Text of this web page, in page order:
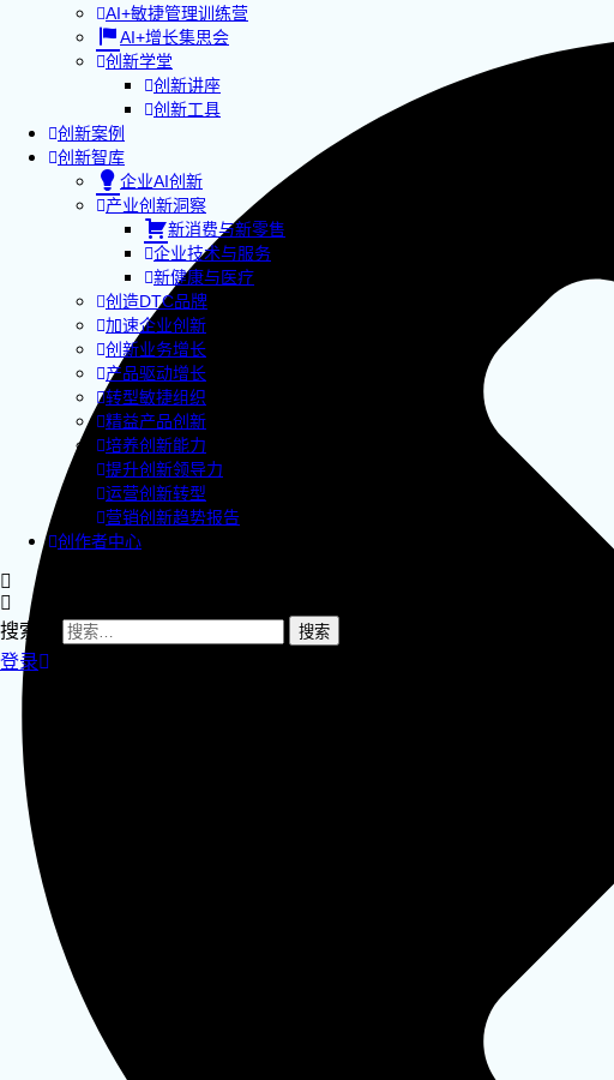
AI+敏捷管理训练营
AI+增长集思会
创新学堂
创新讲座
创新工具
创新案例
创新智库
企业AI创新
产业创新洞察
新消费与新零售
企业技术与服务
新健康与医疗
创造DTC品牌
加速企业创新
创新业务增长
产品驱动增长
转型敏捷组织
精益产品创新
培养创新能力
提升创新领导力
运营创新转型
营销创新趋势报告
创作者中心
搜索：
登录